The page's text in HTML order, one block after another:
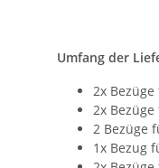
Umfang der
2x
2x
2 Bezüge
1x Bezug